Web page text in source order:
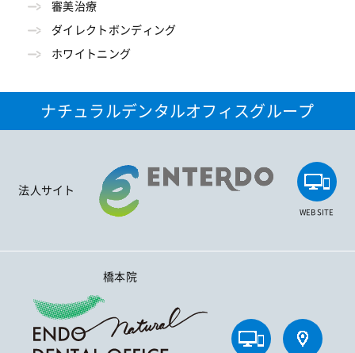
審美治療
ダイレクトボンディング
ホワイトニング
ナチュラルデンタルオフィスグループ
法人サイト
WEB SITE
橋本院